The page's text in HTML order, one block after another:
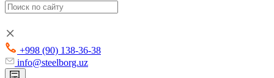
+998 (90) 138-36-38
info@steelborg.uz